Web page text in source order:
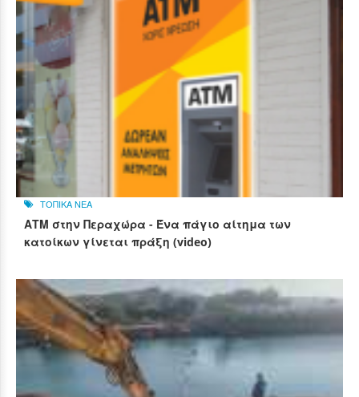
ΤΟΠΙΚΑ ΝΕΑ
ΑΤΜ στην Περαχώρα - Ένα πάγιο αίτημα των
κατοίκων γίνεται πράξη (video)